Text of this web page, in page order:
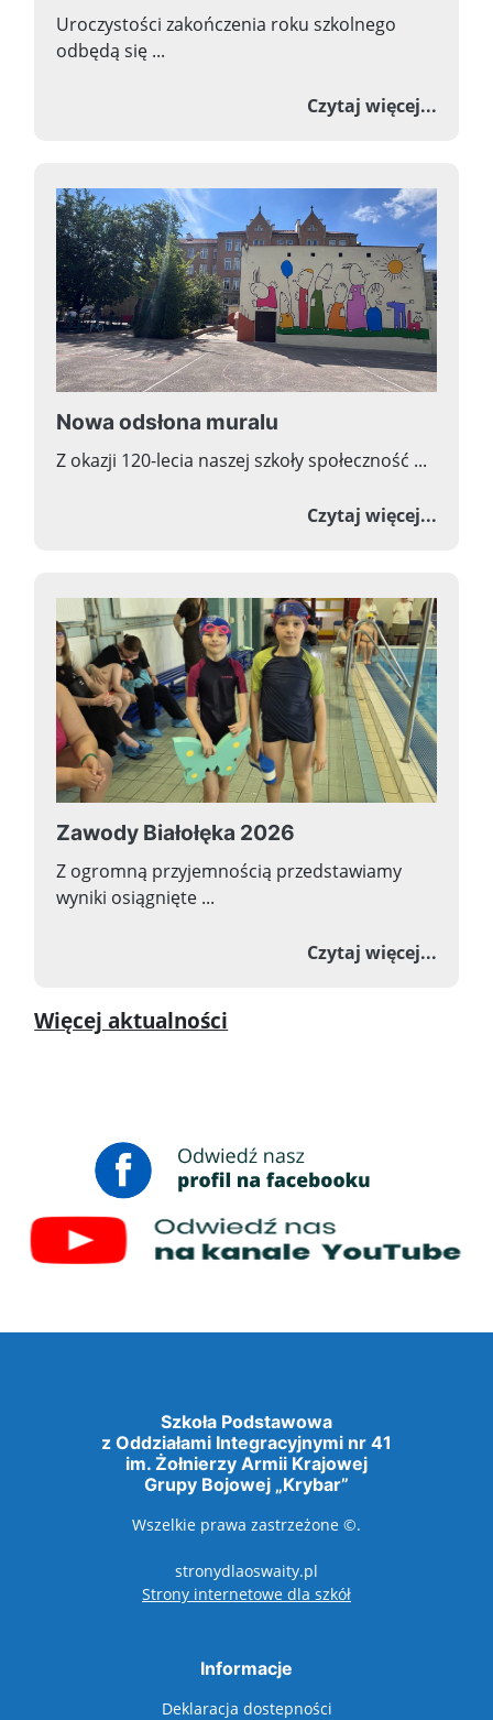
Uroczystości zakończenia roku szkolnego
odbędą się ...
Czytaj więcej...o
Nowa odsłona muralu
Z okazji 120-lecia naszej szkoły społeczność ...
Czytaj więcej...o
Zawody Białołęka 2026
Z ogromną przyjemnością przedstawiamy
wyniki osiągnięte ...
Czytaj więcej...o
Więcej aktualności
Szkoła Podstawowa
z Oddziałami Integracyjnymi nr 41
im. Żołnierzy Armii Krajowej
Grupy Bojowej „Krybar”
Wszelkie prawa zastrzeżone ©.
stronydlaoswaity.pl
Strony internetowe dla szkółotwiera się w
Informacje
Deklaracja dostepności